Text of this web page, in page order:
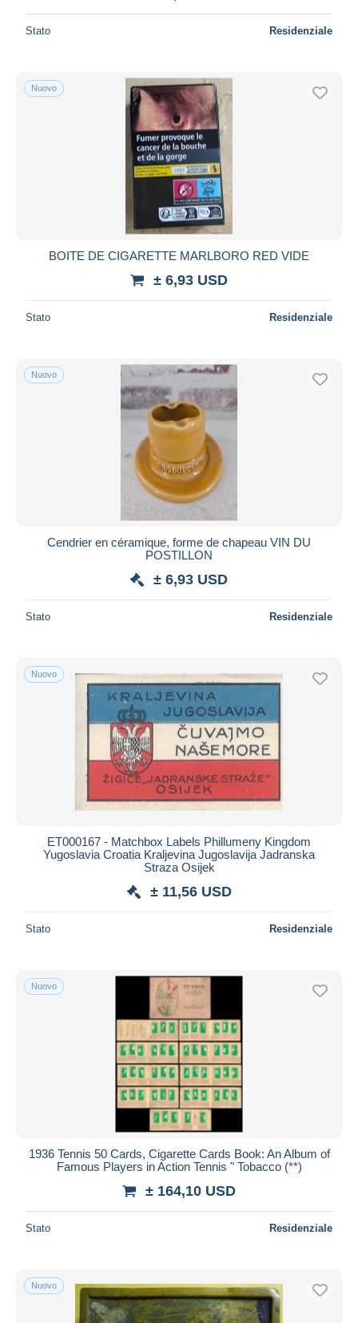
Stato Residenziale
Nuovo
BOITE DE CIGARETTE MARLBORO RED VIDE
± 6,93 USD
Stato Residenziale
Nuovo
Cendrier en céramique, forme de chapeau VIN DU
POSTILLON
± 6,93 USD
Stato Residenziale
Nuovo
ET000167 - Matchbox Labels Phillumeny Kingdom
Yugoslavia Croatia Kraljevina Jugoslavija Jadranska
Straza Osijek
± 11,56 USD
Stato Residenziale
Nuovo
1936 Tennis 50 Cards, Cigarette Cards Book: An Album of
Famous Players in Action Tennis " Tobacco (**)
± 164,10 USD
Stato Residenziale
Nuovo